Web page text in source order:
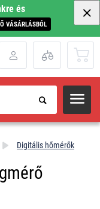
és
VÁSÁRLÁSBÓL
Digitális hőmérők